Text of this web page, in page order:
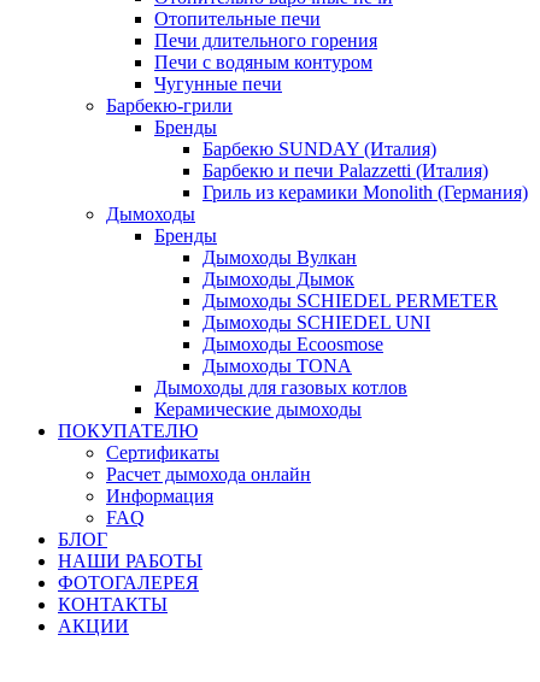
Отопительные печи
Печи длительного горения
Печи с водяным контуром
Чугунные печи
Барбекю-грили
Бренды
Барбекю SUNDAY (Италия)
Барбекю и печи Palazzetti (Италия)
Гриль из керамики Monolith (Германия)
Дымоходы
Бренды
Дымоходы Вулкан
Дымоходы Дымок
Дымоходы SCHIEDEL PERMETER
Дымоходы SCHIEDEL UNI
Дымоходы Ecoosmose
Дымоходы TONA
Дымоходы для газовых котлов
Керамические дымоходы
ПОКУПАТЕЛЮ
Сертификаты
Расчет дымохода онлайн
Информация
FAQ
БЛОГ
НАШИ РАБОТЫ
ФОТОГАЛЕРЕЯ
КОНТАКТЫ
АКЦИИ